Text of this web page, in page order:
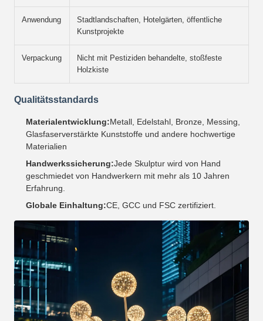
Anwendung
Stadtlandschaften, Hotelgärten, öffentliche
Kunstprojekte
Verpackung
Nicht mit Pestiziden behandelte, stoßfeste
Holzkiste
Qualitätsstandards
Materialentwicklung:Metall, Edelstahl, Bronze, Messing,
Glasfaserverstärkte Kunststoffe und andere hochwertige
Materialien
Handwerkssicherung:Jede Skulptur wird von Hand
geschmiedet von Handwerkern mit mehr als 10 Jahren
Erfahrung.
Globale Einhaltung:CE, GCC und FSC zertifiziert.